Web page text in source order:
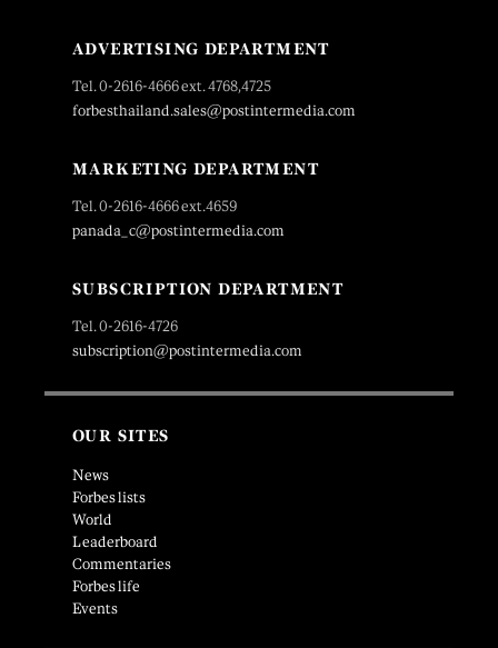
ADVERTISING DEPARTMENT
Tel. 0-2616-4666 ext. 4768,4725
forbesthailand.sales@postintermedia.com
MARKETING DEPARTMENT
Tel. 0-2616-4666 ext.4659
panada_c@postintermedia.com
SUBSCRIPTION DEPARTMENT
Tel. 0-2616-4726
subscription@postintermedia.com
OUR SITES
News
Forbes lists
World
Leaderboard
Commentaries
Forbes life
Events